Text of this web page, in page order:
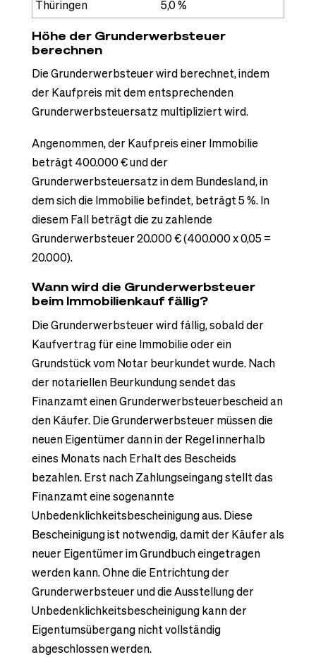
Thüringen
5,0 %
Höhe der Grunderwerbsteuer
berechnen
Die Grunderwerbsteuer wird berechnet, indem
der Kaufpreis mit dem entsprechenden
Grunderwerbsteuersatz multipliziert wird.
Angenommen, der Kaufpreis einer Immobilie
beträgt 400.000 € und der
Grunderwerbsteuersatz in dem Bundesland, in
dem sich die Immobilie befindet, beträgt 5 %. In
diesem Fall beträgt die zu zahlende
Grunderwerbsteuer 20.000 € (400.000 x 0,05 =
20.000).
Wann wird die Grunderwerbsteuer
beim Immobilienkauf fällig?
Die Grunderwerbsteuer wird fällig, sobald der
Kaufvertrag für eine Immobilie oder ein
Grundstück vom Notar beurkundet wurde. Nach
der notariellen Beurkundung sendet das
Finanzamt einen Grunderwerbsteuerbescheid an
den Käufer. Die Grunderwerbsteuer müssen die
neuen Eigentümer dann in der Regel innerhalb
eines Monats nach Erhalt des Bescheids
bezahlen. Erst nach Zahlungseingang stellt das
Finanzamt eine sogenannte
Unbedenklichkeitsbescheinigung aus. Diese
Bescheinigung ist notwendig, damit der Käufer als
neuer Eigentümer im Grundbuch eingetragen
werden kann. Ohne die Entrichtung der
Grunderwerbsteuer und die Ausstellung der
Unbedenklichkeitsbescheinigung kann der
Eigentumsübergang nicht vollständig
abgeschlossen werden.